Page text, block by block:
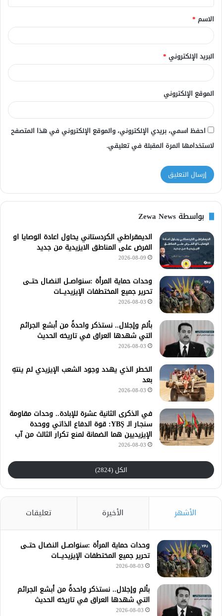
ق
*
الاسم *
البريد الإلكتروني *
الموقع الإلكتروني
احفظ اسمي، بريدي الإلكتروني، والموقع الإلكتروني في هذا المتصفح
لاستخدامها المرة المقبلة في تعليقي.
بواسطة Zewa News
الديمقراطي الكردستاني يحاول اعادة الوصايا او
الفرض على المناطق الايزيدية من جديد
2026-08-09
وحدات حماية المرأة :سنواصــل النضـال حتــى
تحرير جميع المختطفات الإيزيديـــات
2026-08-03
بألم وإجلال.. نستذكر واحدةً من أبشع الجرائم
التي شهدها العراق في تاريخه الحديث
2026-08-03
الخطر الذي يهدد وجود الشعب الإيزيدي لم ينتهِ
بعد
2026-08-03
في الذكرى الثانية عشرة للإبادة.. وحدات مقاومة
سنجـار الـ YBŞ: قوة الدفاع الذاتي ووحدة
الإيزيديين هما الضمانة لمنع تكرار الثالث من آب
2026-08-03
الكل (2824)
الأشهر الأخيرة تعليقات
وحدات حماية المرأة :سنواصــل النضـال حتــى
تحرير جميع المختطفات الإيزيديـــات
2026-08-03
بألم وإجلال.. نستذكر واحدةً من أبشع الجرائم
التي شهدها العراق في تاريخه الحديث
2026-08-03